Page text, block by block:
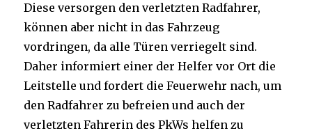
Diese versorgen den verletzten Radfahrer,
können aber nicht in das Fahrzeug
vordringen, da alle Türen verriegelt sind.
Daher informiert einer der Helfer vor Ort die
Leitstelle und fordert die Feuerwehr nach, um
den Radfahrer zu befreien und auch der
verletzten Fahrerin des PkWs helfen zu